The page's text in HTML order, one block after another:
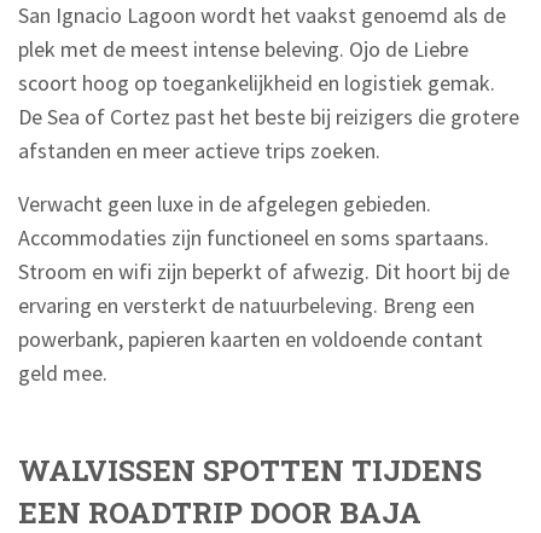
San Ignacio Lagoon wordt het vaakst genoemd als de
plek met de meest intense beleving. Ojo de Liebre
scoort hoog op toegankelijkheid en logistiek gemak.
De Sea of Cortez past het beste bij reizigers die grotere
afstanden en meer actieve trips zoeken.
Verwacht geen luxe in de afgelegen gebieden.
Accommodaties zijn functioneel en soms spartaans.
Stroom en wifi zijn beperkt of afwezig. Dit hoort bij de
ervaring en versterkt de natuurbeleving. Breng een
powerbank, papieren kaarten en voldoende contant
geld mee.
WALVISSEN SPOTTEN TIJDENS
EEN ROADTRIP DOOR BAJA